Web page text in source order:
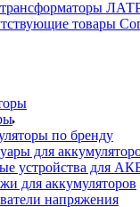
по бренду
для
устройства для
для аккумуляторов